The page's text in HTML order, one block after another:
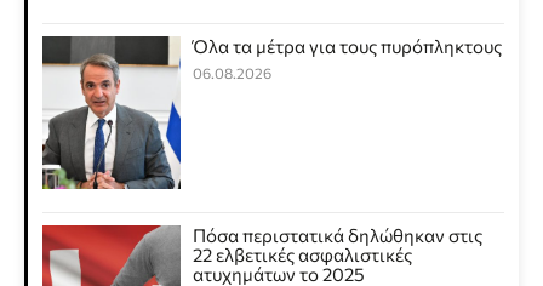
Όλα τα μέτρα για τους πυρόπληκτους
06.08.2026
Πόσα περιστατικά δηλώθηκαν στις
22 ελβετικές ασφαλιστικές
ατυχημάτων το 2025